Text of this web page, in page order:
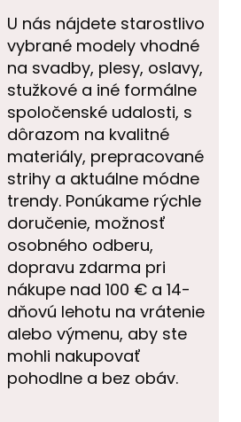
U nás nájdete starostlivo
vybrané modely vhodné
na svadby, plesy, oslavy,
stužkové a iné formálne
spoločenské udalosti, s
dôrazom na kvalitné
materiály, prepracované
strihy a aktuálne módne
trendy. Ponúkame rýchle
doručenie, možnosť
osobného odberu,
dopravu zdarma pri
nákupe nad 100 € a 14-
dňovú lehotu na vrátenie
alebo výmenu, aby ste
mohli nakupovať
pohodlne a bez obáv.